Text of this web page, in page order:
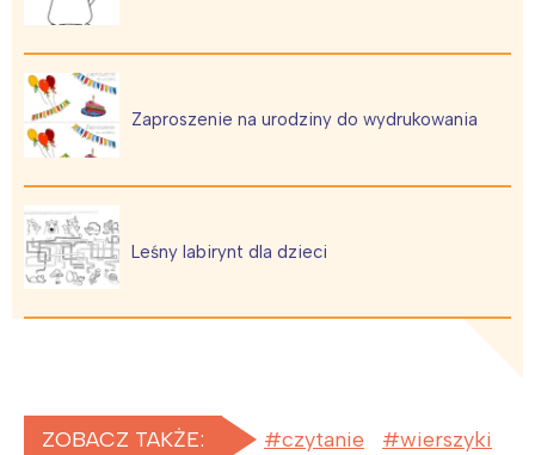
Zaproszenie na urodziny do wydrukowania
Leśny labirynt dla dzieci
ZOBACZ TAKŻE: czytanie wierszyki